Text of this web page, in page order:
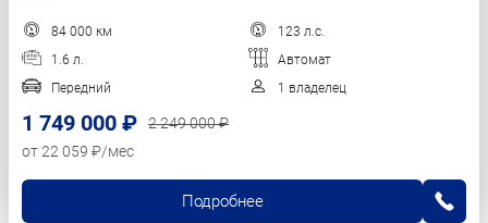
84 000 км
123 л.с.
1.6 л.
Автомат
Передний
1 владелец
1 749 000 ₽
2 249 000 ₽
от 22 059 ₽/мес
Подробнее